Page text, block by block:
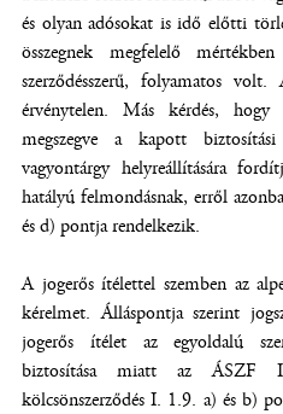
és olyan adósokat is idő előtti
összegnek megfelelő
szerződésszerű, folyamatos
érvénytelen. Más kérdés,
megszegve a kapott
vagyontárgy helyreállítására
hatályú felmondásnak, erről
és d) pontja rendelkezik.
A jogerős ítélettel szemben az
kérelmet. Álláspontja szerint
jogerős ítélet az egyoldalú
biztosítása miatt az
kölcsönszerződés I. 1.9. a) és b)